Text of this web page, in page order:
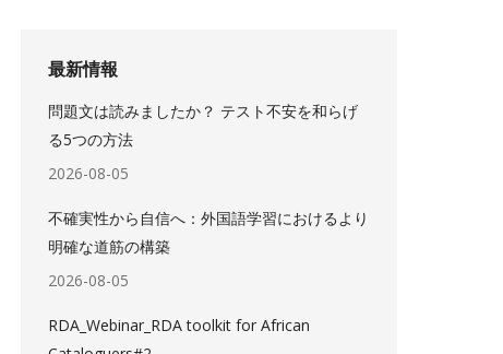
最新情報
問題文は読みましたか？ テスト不安を和らげ
る5つの方法
2026-08-05
不確実性から自信へ：外国語学習におけるより
明確な道筋の構築
2026-08-05
RDA_Webinar_RDA toolkit for African